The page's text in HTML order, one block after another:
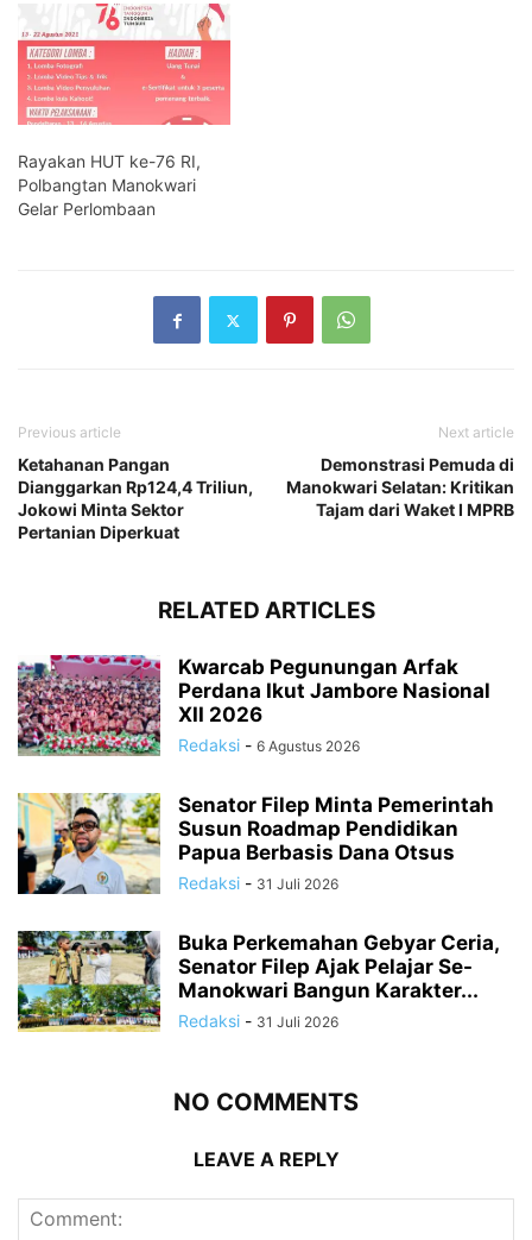
Rayakan HUT ke-76 RI,
Polbangtan Manokwari
Gelar Perlombaan
Previous article
Ketahanan Pangan
Dianggarkan Rp124,4 Triliun,
Jokowi Minta Sektor
Pertanian Diperkuat
Next article
Demonstrasi Pemuda di
Manokwari Selatan: Kritikan
Tajam dari Waket I MPRB
RELATED ARTICLES
Kwarcab Pegunungan Arfak
Perdana Ikut Jambore Nasional
XII 2026
Redaksi - 6 Agustus 2026
Senator Filep Minta Pemerintah
Susun Roadmap Pendidikan
Papua Berbasis Dana Otsus
Redaksi - 31 Juli 2026
Buka Perkemahan Gebyar Ceria,
Senator Filep Ajak Pelajar Se-
Manokwari Bangun Karakter...
Redaksi - 31 Juli 2026
NO COMMENTS
LEAVE A REPLY